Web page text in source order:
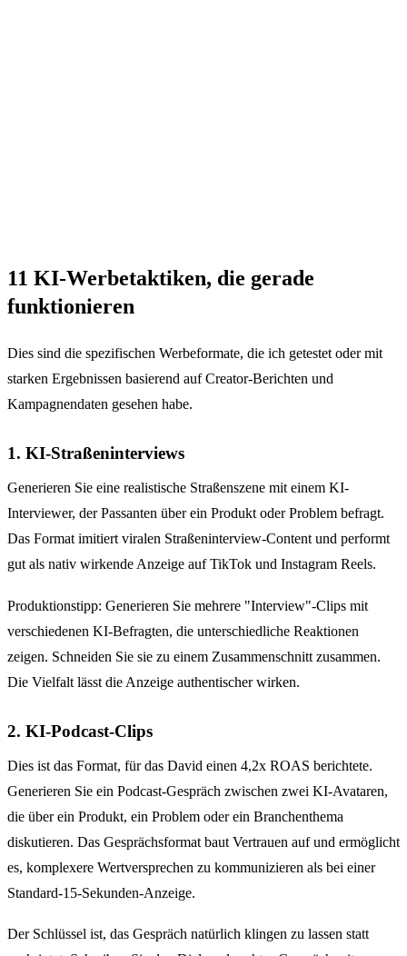
11 KI-Werbetaktiken, die gerade
funktionieren
Dies sind die spezifischen Werbeformate, die ich getestet oder mit
starken Ergebnissen basierend auf Creator-Berichten und
Kampagnendaten gesehen habe.
1. KI-Straßeninterviews
Generieren Sie eine realistische Straßenszene mit einem KI-
Interviewer, der Passanten über ein Produkt oder Problem befragt.
Das Format imitiert viralen Straßeninterview-Content und performt
gut als nativ wirkende Anzeige auf TikTok und Instagram Reels.
Produktionstipp: Generieren Sie mehrere "Interview"-Clips mit
verschiedenen KI-Befragten, die unterschiedliche Reaktionen
zeigen. Schneiden Sie sie zu einem Zusammenschnitt zusammen.
Die Vielfalt lässt die Anzeige authentischer wirken.
2. KI-Podcast-Clips
Dies ist das Format, für das David einen 4,2x ROAS berichtete.
Generieren Sie ein Podcast-Gespräch zwischen zwei KI-Avataren,
die über ein Produkt, ein Problem oder ein Branchenthema
diskutieren. Das Gesprächsformat baut Vertrauen auf und ermöglicht
es, komplexere Wertversprechen zu kommunizieren als bei einer
Standard-15-Sekunden-Anzeige.
Der Schlüssel ist, das Gespräch natürlich klingen zu lassen statt